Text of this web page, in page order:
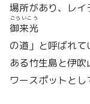
場所があり、レイ
御来光
ごらいこう
の道」と呼ばれ
ある竹生島と伊
ワースポットとし